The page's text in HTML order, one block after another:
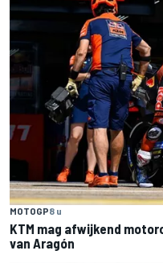
MOTOGP8 u
KTM mag afwijkend
van Aragón